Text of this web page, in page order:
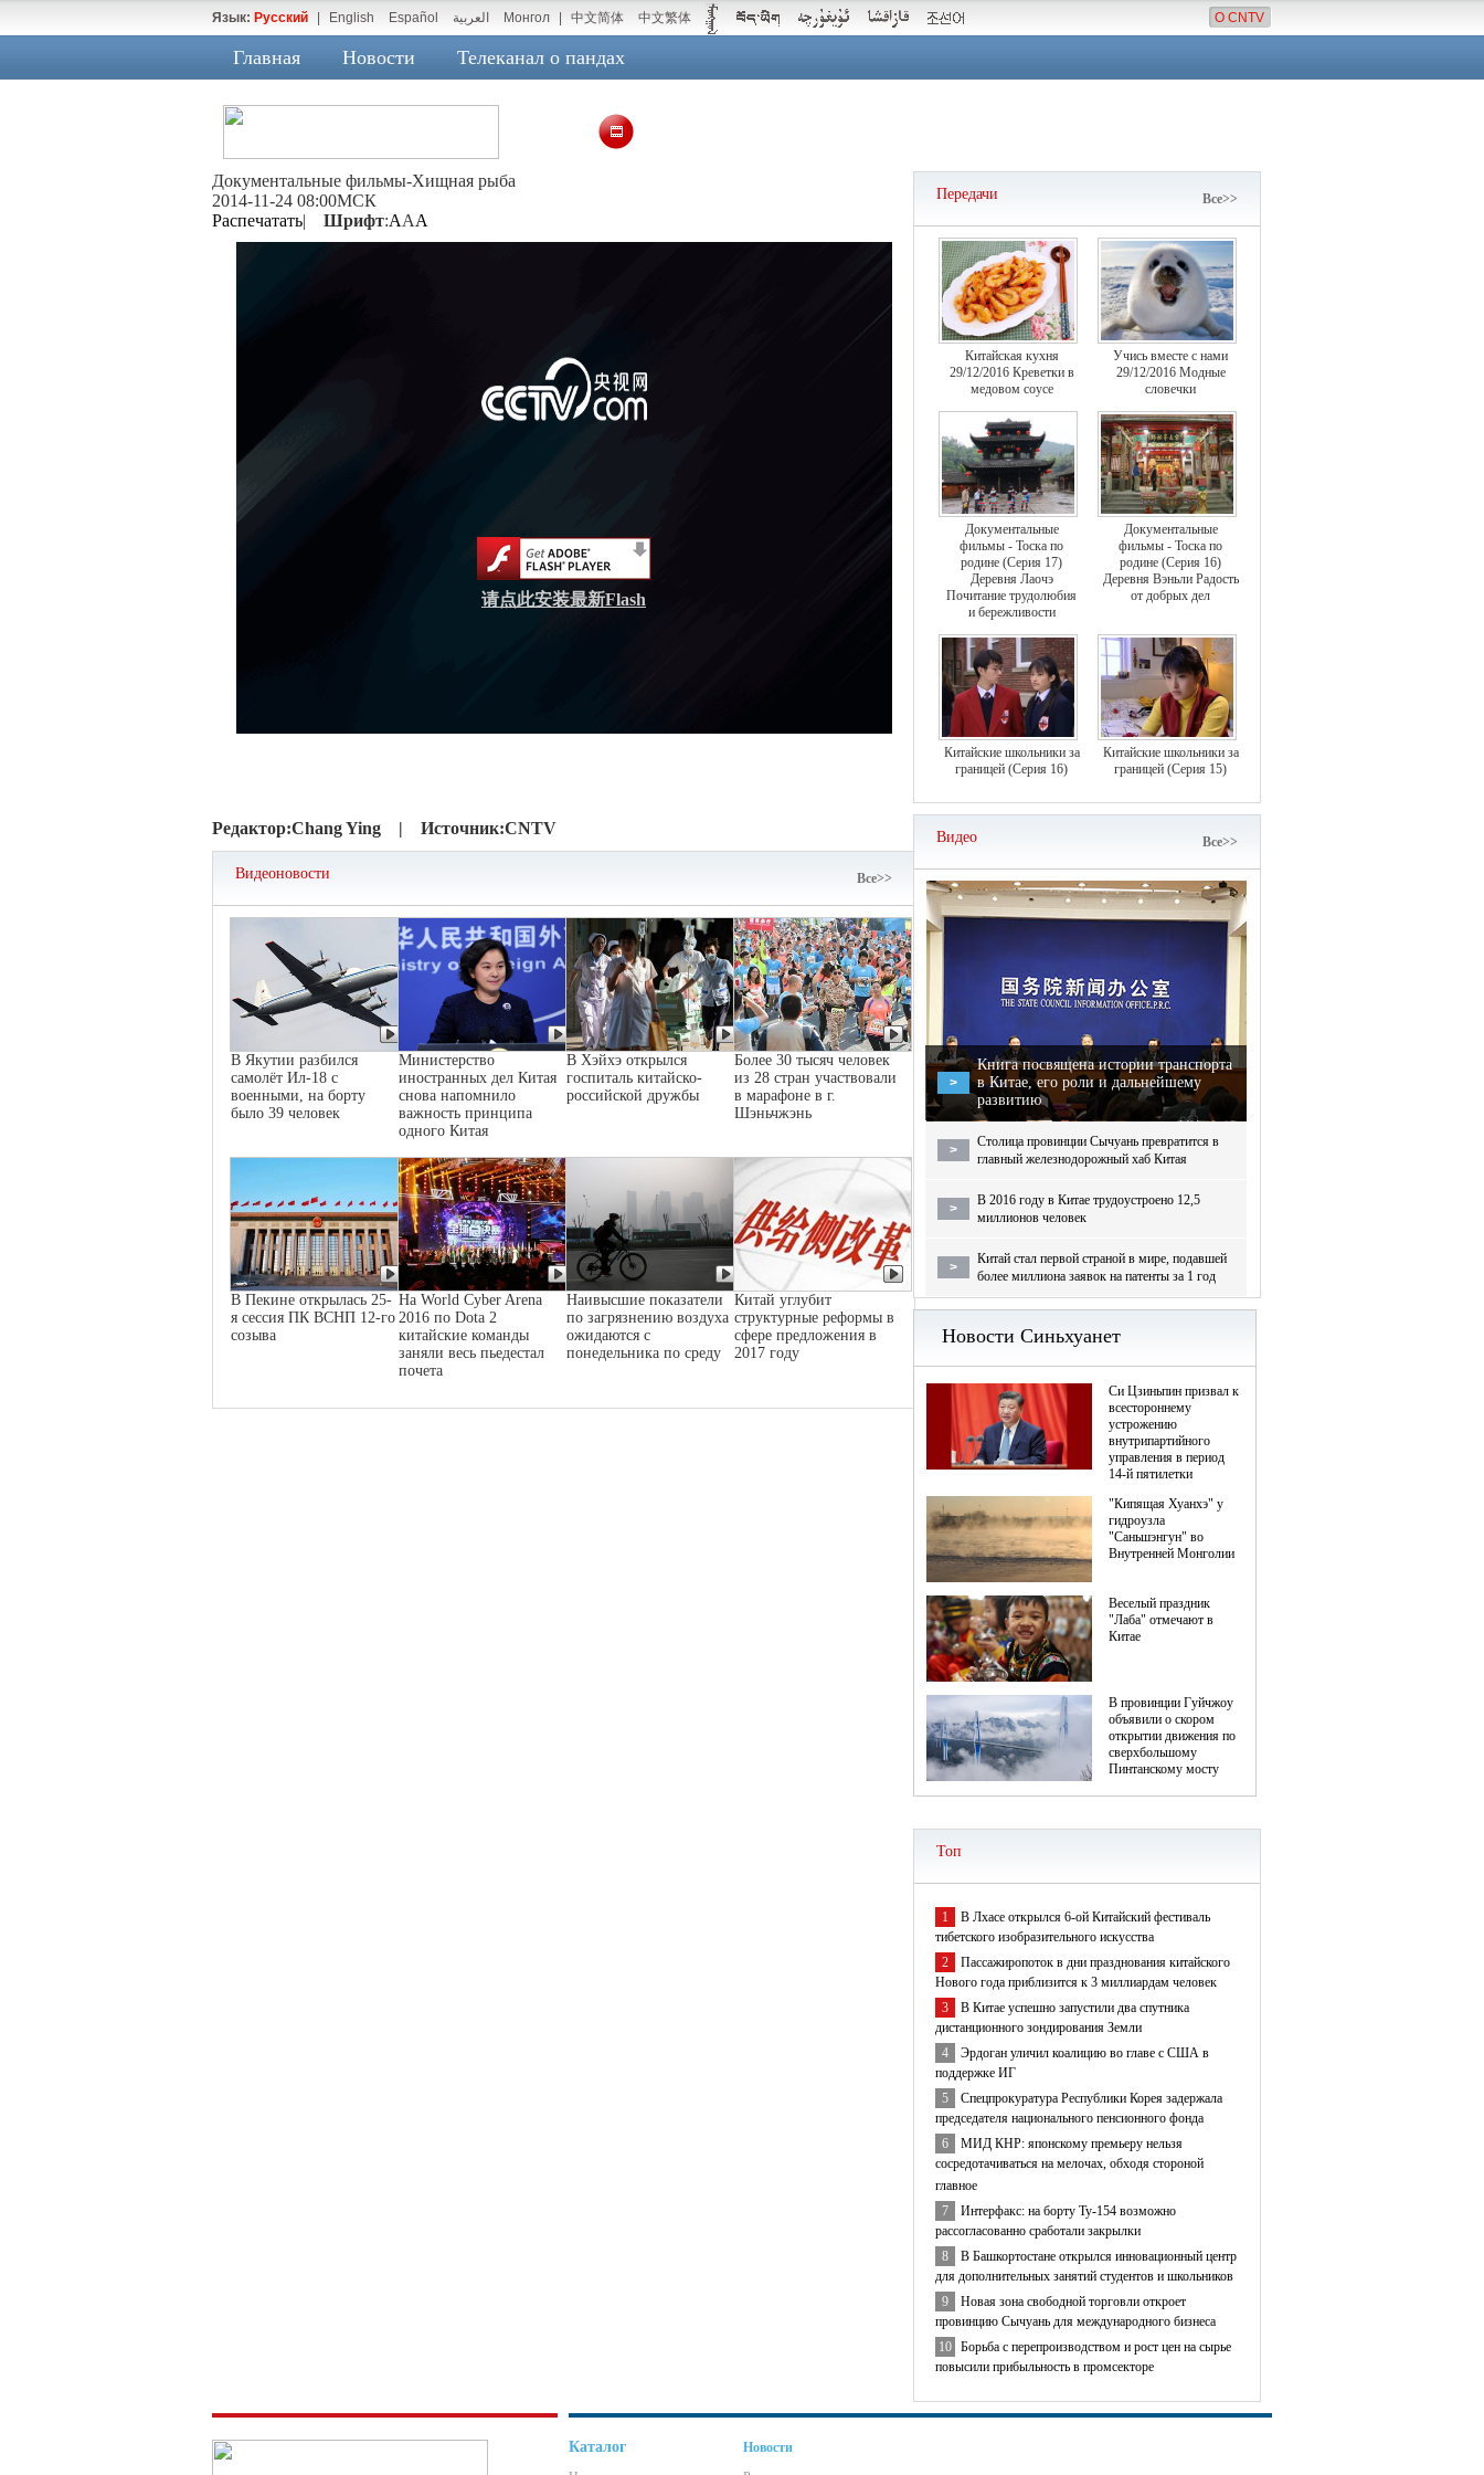
Язык: Русский English Español العربية Монгол 中文简体 中文繁体 О CNTV
Главная Новости Телеканал о пандах
Документальные фильмы-Хищная рыба
2014-11-24 08:00МСК
Распечатать| Шрифт:AAA
请点此安装最新Flash
Редактор:Chang Ying | Источник:CNTV
Видеоновости Bce>>
В Якутии разбился
самолёт Ил-18 с
военными, на борту
было 39 человек
Министерство
иностранных дел Китая
снова напомнило
важность принципа
одного Китая
В Хэйхэ открылся
госпиталь китайско-
российской дружбы
Более 30 тысяч человек
из 28 стран участвовали
в марафоне в г.
Шэньчжэнь
В Пекине открылась 25-
я сессия ПК ВСНП 12-го
созыва
На World Cyber Arena
2016 по Dota 2
китайские команды
заняли весь пьедестал
почета
Наивысшие показатели
по загрязнению воздуха
ожидаются с
понедельника по среду
Китай углубит
структурные реформы в
сфере предложения в
2017 году
Передачи Все>>
Китайская кухня
29/12/2016 Креветки в
медовом соусе
Учись вместе с нами
29/12/2016 Модные
словечки
Документальные
фильмы - Тоска по
родине (Серия 17)
Деревня Лаочэ
Почитание трудолюбия
и бережливости
Документальные
фильмы - Тоска по
родине (Серия 16)
Деревня Вэньли Радость
от добрых дел
Китайские школьники за
границей (Серия 16)
Китайские школьники за
границей (Серия 15)
Видео Bce>>
>
Книга посвящена истории транспорта
в Китае, его роли и дальнейшему
развитию
>
Столица провинции Сычуань превратится в
главный железнодорожный хаб Китая
>
В 2016 году в Китае трудоустроено 12,5
миллионов человек
>
Китай стал первой страной в мире, подавшей
более миллиона заявок на патенты за 1 год
Топ
1 В Лхасе открылся 6-ой Китайский фестиваль
тибетского изобразительного искусства
2 Пассажиропоток в дни празднования китайского
Нового года приблизится к 3 миллиардам человек
3 В Китае успешно запустили два спутника
дистанционного зондирования Земли
4 Эрдоган уличил коалицию во главе с США в
поддержке ИГ
5 Спецпрокуратура Республики Корея задержала
председателя национального пенсионного фонда
6 МИД КНР: японскому премьеру нельзя
сосредотачиваться на мелочах, обходя стороной
главное
7 Интерфакс: на борту Ту-154 возможно
рассогласованно сработали закрылки
8 В Башкортостане открылся инновационный центр
для дополнительных занятий студентов и школьников
9 Новая зона свободной торговли откроет
провинцию Сычуань для международного бизнеса
10 Борьба с перепроизводством и рост цен на сырье
повысили прибыльность в промсекторе
Каталог
Новости